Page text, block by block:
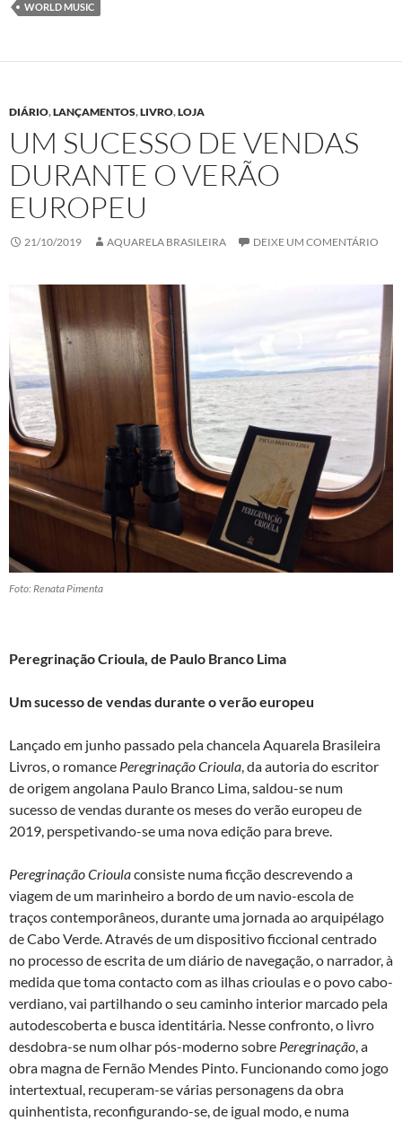
WORLD MUSIC
DIÁRIO,LANÇAMENTOS,LIVRO,LOJA
UM SUCESSO DE VENDAS
DURANTE O VERÃO
EUROPEU
21/10/2019 AQUARELA BRASILEIRA DEIXE UM COMENTÁRIO
Foto: Renata Pimenta
Peregrinação Crioula, de Paulo Branco Lima
Um sucesso de vendas durante o verão europeu
Lançado em junho passado pela chancela Aquarela Brasileira
Livros, o romance Peregrinação Crioula, da autoria do escritor
de origem angolana Paulo Branco Lima, saldou-se num
sucesso de vendas durante os meses do verão europeu de
2019, perspetivando-se uma nova edição para breve.
Peregrinação Crioulaconsiste numa ficção descrevendo a
viagem de um marinheiro a bordo de um navio-escola de
traços contemporâneos, durante uma jornada ao arquipélago
de Cabo Verde. Através de um dispositivo ficcional centrado
no processo de escrita de um diário de navegação, o narrador, à
medida que toma contacto com as ilhas crioulas e o povo cabo-
verdiano, vai partilhando o seu caminho interior marcado pela
autodescoberta e busca identitária. Nesse confronto, o livro
desdobra-se num olhar pós-moderno sobre Peregrinação, a
obra magna de Fernão Mendes Pinto. Funcionando como jogo
intertextual, recuperam-se várias personagens da obra
quinhentista, reconfigurando-se, de igual modo, e numa